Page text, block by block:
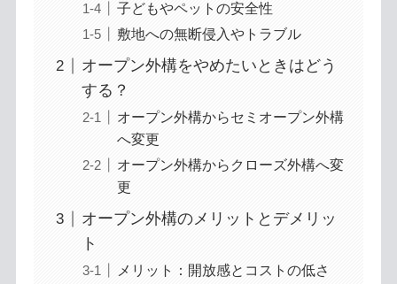
子どもやペットの安全性
敷地への無断侵入やトラブル
オープン外構をやめたいときはどう
する？
オープン外構からセミオープン外構
へ変更
オープン外構からクローズ外構へ変
更
オープン外構のメリットとデメリッ
ト
メリット：開放感とコストの低さ